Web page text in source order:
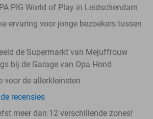
PIG World of Play in Leidschendam
ervaring voor jonge bezoekers tussen
de Supermarkt van Mejuffrouw
bij de Garage van Opa Hond
voor de allerkleinsten
recensies
meer dan 12 verschillende zones!